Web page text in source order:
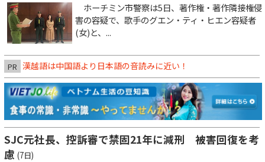
ホーチミン市警察は5日、著作権・著作隣接権侵
害の容疑で、歌手のグエン・ティ・ヒエン容疑者
(女)と、...
PR 漢越語は中国語より日本語の音読みに近い！
SJC元社長、控訴審で禁固21年に減刑 被害回復を考
慮 (7日)